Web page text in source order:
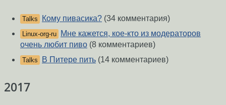
Talks Кому пивасика? (34 комментария)
Linux-org-ru
Мне кажется, кое-кто из модераторов
очень любит пиво (8 комментариев)
Talks В Питере пить (14 комментариев)
2017